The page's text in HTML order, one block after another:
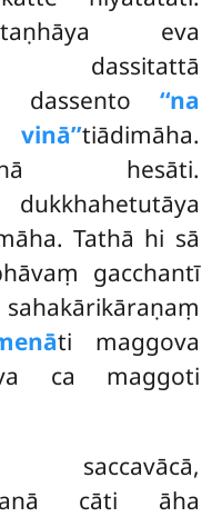
taṇhāya eva
dassitattā
dassento ‘‘na
tiādimāha.
hesāti.
dukkhahetutāya
Tathā hi sā
gacchantī
ti maggova
ca maggoti
cāti āha